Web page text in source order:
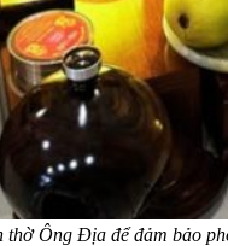
thờ Ông Địa để đảm bảo